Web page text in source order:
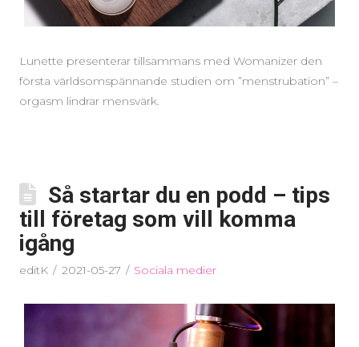
Lunette presenterar tillsammans med Womanizer den
första världsomspännande studien om ”menstrubation” –
orgasm lindrar mensvärk.
Så startar du en podd – tips
till företag som vill komma
igång
editK 2021-05-27 Sociala medier